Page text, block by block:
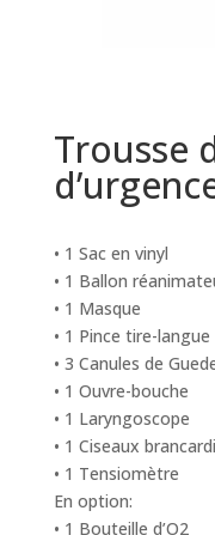
Trousse
• 1 Sac en vinyl
• 1 Ballon
• 1 Masque
• 1 Pince tire-langue
• 3 Canules de
• 1 Ouvre-bouche
• 1 Laryngoscope
• 1 Ciseaux
• 1 Tensiomètre
En option:
• 1 Bouteille d’O2